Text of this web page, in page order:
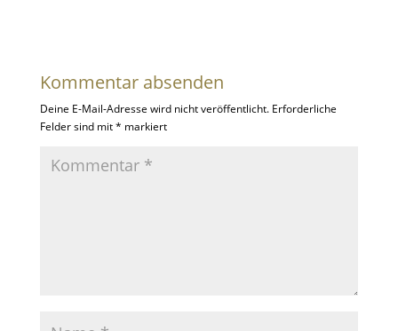
Kommentar absenden
Deine E-Mail-Adresse wird nicht veröffentlicht. Erforderliche
Felder sind mit* markiert